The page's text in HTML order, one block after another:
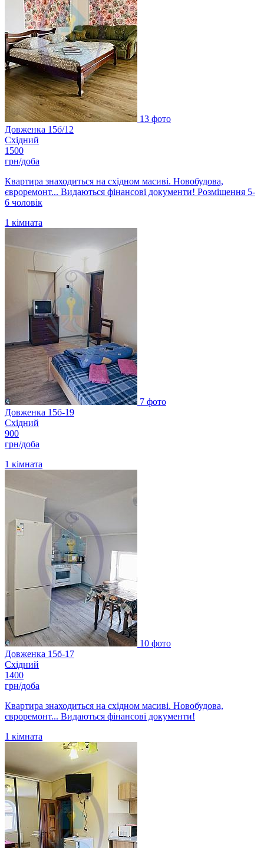
13 фото
Довженка 15б/12
Східний
1500
грн/доба
Квартира знаходиться на східном масиві. Новобудова,
євроремонт... Видаються фінансові документи! Розміщення 5-
6 чоловік
1 кімната
7 фото
Довженка 15б-19
Східний
900
грн/доба
1 кімната
10 фото
Довженка 15б-17
Східний
1400
грн/доба
Квартира знаходиться на східном масиві. Новобудова,
євроремонт... Видаються фінансові документи!
1 кімната